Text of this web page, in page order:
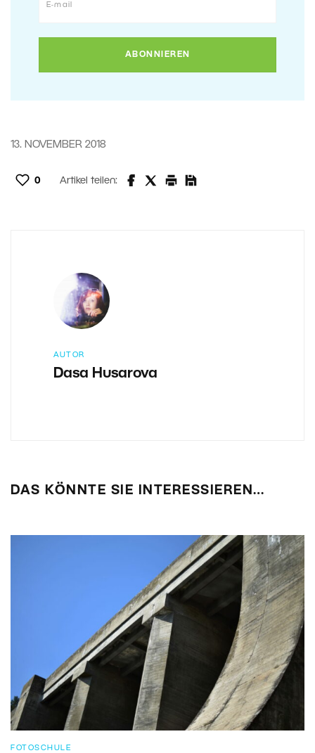
13. NOVEMBER 2018
0 Artikel teilen:
AUTOR
Dasa Husarova
DAS KÖNNTE SIE INTERESSIEREN…
FOTOSCHULE